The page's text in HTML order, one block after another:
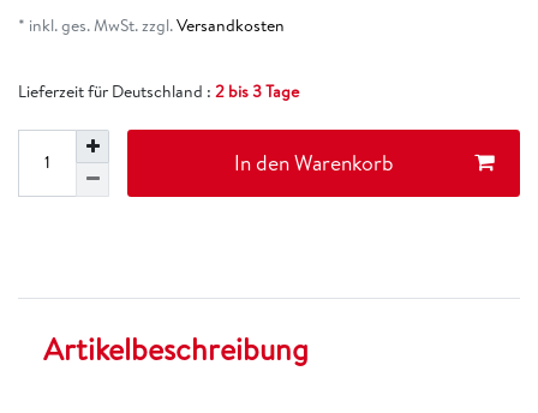
* inkl. ges. MwSt. zzgl.Versandkosten
Lieferzeit für Deutschland : 2 bis 3 Tage
In den Warenkorb
Artikelbeschreibung